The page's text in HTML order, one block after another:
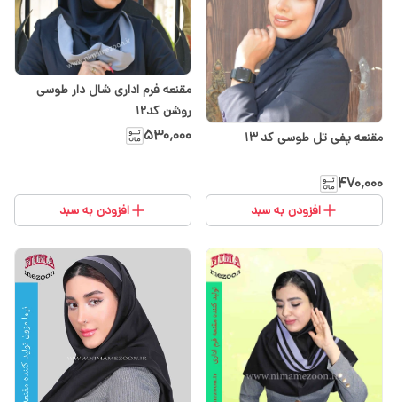
مقنعه پفی تل طوسی کد 13
۴۷۰٬۰۰۰
افزودن به سبد
مقنعه فرم اداری شال دار طوسی
روشن کد۱۲
۵۳۰٬۰۰۰
افزودن به سبد